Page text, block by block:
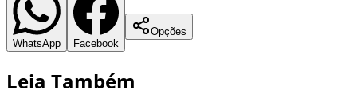
WhatsApp Facebook
Opções
Leia Também